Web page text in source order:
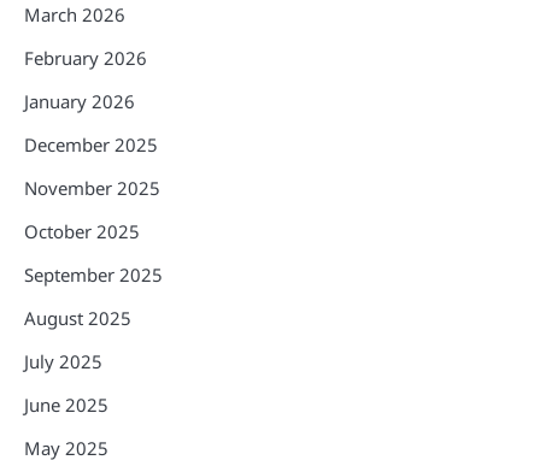
March 2026
February 2026
January 2026
December 2025
November 2025
October 2025
September 2025
August 2025
July 2025
June 2025
May 2025